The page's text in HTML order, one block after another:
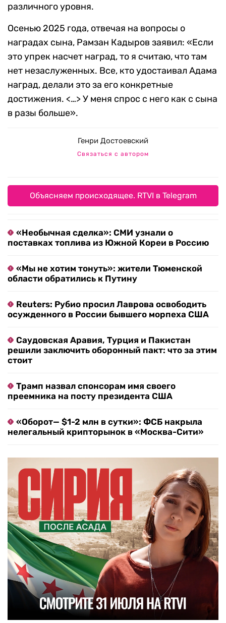
различного уровня.
Осенью 2025 года, отвечая на вопросы о
наградах сына, Рамзан Кадыров заявил: «Если
это упрек насчет наград, то я считаю, что там
нет незаслуженных. Все, кто удостаивал Адама
наград, делали это за его конкретные
достижения. <…> У меня спрос с него как с сына
в разы больше».
Генри Достоевский
Связаться с автором
Объясняем происходящее. RTVI в Telegram
«Необычная сделка»: СМИ узнали о
поставках топлива из Южной Кореи в Россию
«Мы не хотим тонуть»: жители Тюменской
области обратились к Путину
Reuters: Рубио просил Лаврова освободить
осужденного в России бывшего морпеха США
Саудовская Аравия, Турция и Пакистан
решили заключить оборонный пакт: что за этим
стоит
Трамп назвал спонсорам имя своего
преемника на посту президента США
«Оборот— $1-2 млн в сутки»: ФСБ накрыла
нелегальный крипторынок в «Москва-Сити»